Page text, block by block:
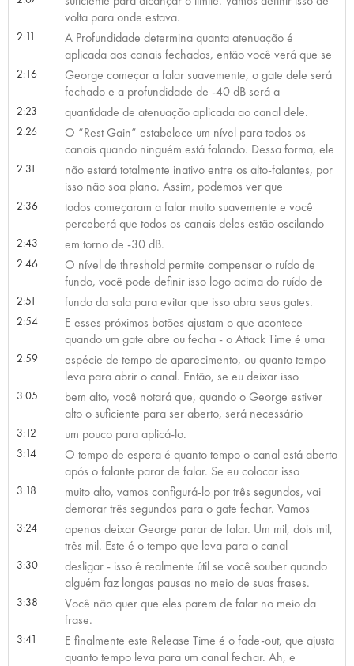
volta para onde estava.
2:11
A Profundidade determina quanta atenuação é
aplicada aos canais fechados, então você verá que se
2:16
George começar a falar suavemente, o gate dele será
fechado e a profundidade de -40 dB será a
2:23 quantidade de atenuação aplicada ao canal dele.
2:26
O “Rest Gain” estabelece um nível para todos os
canais quando ninguém está falando. Dessa forma, ele
2:31
não estará totalmente inativo entre os alto-falantes, por
isso não soa plano. Assim, podemos ver que
2:36
todos começaram a falar muito suavemente e você
perceberá que todos os canais deles estão oscilando
2:43 em torno de -30 dB.
2:46
O nível de threshold permite compensar o ruído de
fundo, você pode definir isso logo acima do ruído de
2:51 fundo da sala para evitar que isso abra seus gates.
2:54
E esses próximos botões ajustam o que acontece
quando um gate abre ou fecha - o Attack Time é uma
2:59
espécie de tempo de aparecimento, ou quanto tempo
leva para abrir o canal. Então, se eu deixar isso
3:05
bem alto, você notará que, quando o George estiver
alto o suficiente para ser aberto, será necessário
3:12 um pouco para aplicá-lo.
3:14
O tempo de espera é quanto tempo o canal está aberto
após o falante parar de falar. Se eu colocar isso
3:18
muito alto, vamos configurá-lo por três segundos, vai
demorar três segundos para o gate fechar. Vamos
3:24
apenas deixar George parar de falar. Um mil, dois mil,
três mil. Este é o tempo que leva para o canal
3:30
desligar - isso é realmente útil se você souber quando
alguém faz longas pausas no meio de suas frases.
3:38
Você não quer que eles parem de falar no meio da
frase.
3:41
E finalmente este Release Time é o fade-out, que ajusta
quanto tempo leva para um canal fechar. Ah, e